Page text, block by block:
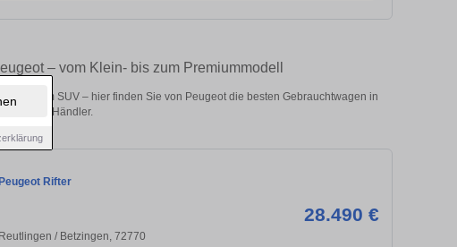
– vom Klein- bis zum Premiummodell
hin zum SUV – hier finden Sie von Peugeot die besten Gebrauchtwagen in
und vom Händler.
Rifter
28.490 €
Reutlingen / Betzingen, 72770